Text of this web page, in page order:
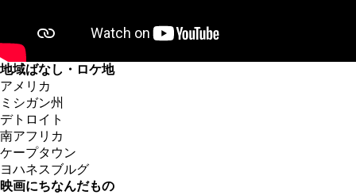
地域ばなし・ロケ地
アメリカ
ミシガン州
デトロイト
南アフリカ
ケープタウン
ヨハネスブルグ
映画にちなんだもの